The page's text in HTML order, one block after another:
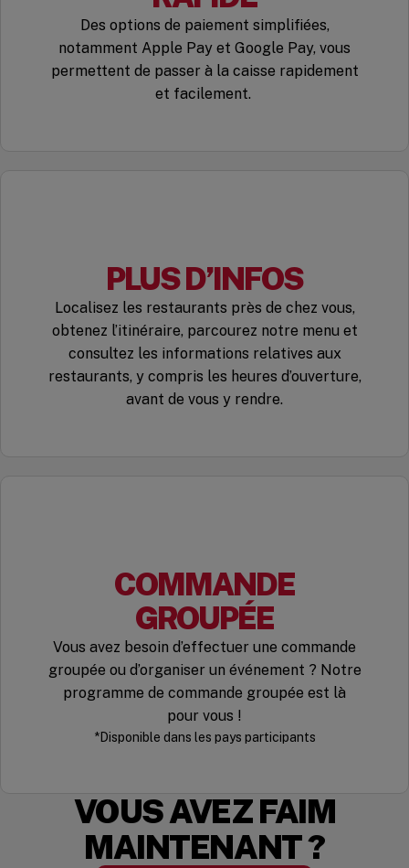
Des options de paiement simplifiées,
notamment Apple Pay et Google Pay, vous
permettent de passer à la caisse rapidement
et facilement.
PLUS D’INFOS
Localisez les restaurants près de chez vous,
obtenez l’itinéraire, parcourez notre menu et
consultez les informations relatives aux
restaurants, y compris les heures d’ouverture,
avant de vous y rendre.
COMMANDE
GROUPÉE
Vous avez besoin d’effectuer une commande
groupée ou d’organiser un événement ? Notre
programme de commande groupée est là
pour vous !
*Disponible dans les pays participants
VOUS AVEZ FAIM
MAINTENANT ?